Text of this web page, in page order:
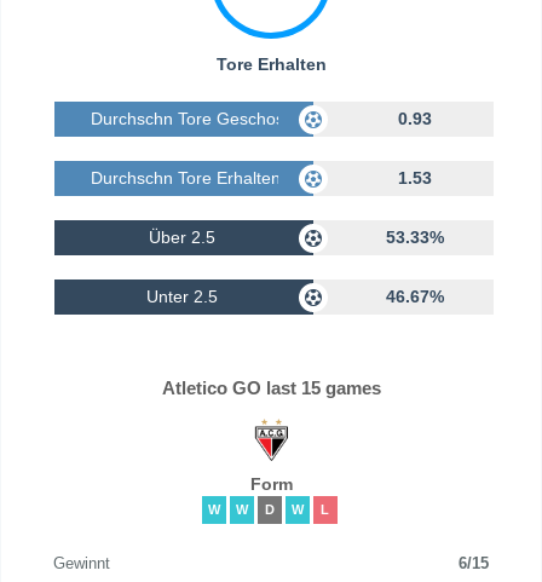
Tore Erhalten
Durchschn Tore Geschossen 0.93
Durchschn Tore Erhalten 1.53
Über 2.5 53.33%
Unter 2.5 46.67%
Atletico GO last 15 games
Form
W W D W L
Gewinnt 6/15